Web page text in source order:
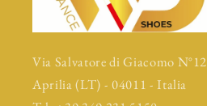
Via Salvatore di Giacomo N°12
Aprilia (LT) - 04011 - Italia